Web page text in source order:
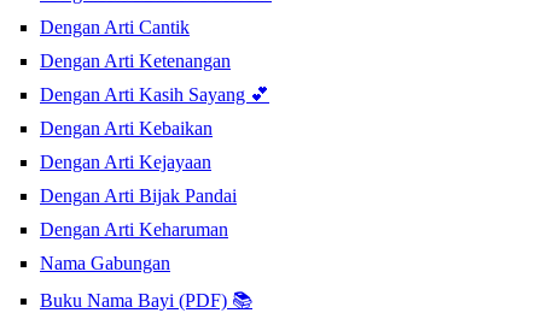
Dengan Arti Cantik
Dengan Arti Ketenangan
Dengan Arti Kasih Sayang 💕
Dengan Arti Kebaikan
Dengan Arti Kejayaan
Dengan Arti Bijak Pandai
Dengan Arti Keharuman
Nama Gabungan
Buku Nama Bayi (PDF) 📚